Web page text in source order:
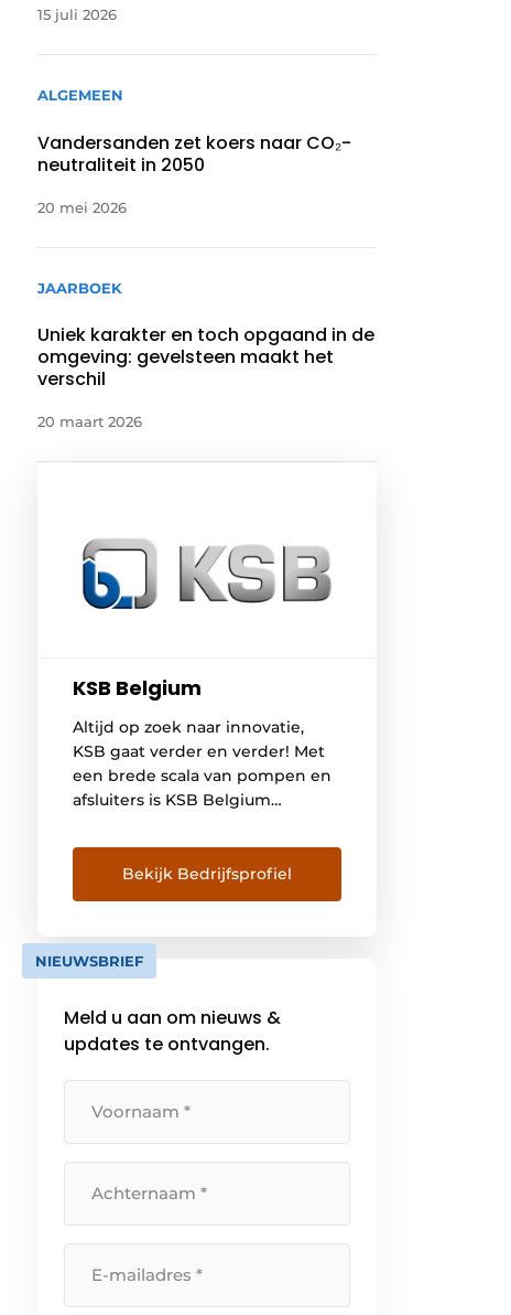
15 juli 2026
ALGEMEEN
Vandersanden zet koers naar CO₂-
neutraliteit in 2050
20 mei 2026
JAARBOEK
Uniek karakter en toch opgaand in de
omgeving: gevelsteen maakt het
verschil
20 maart 2026
KSB Belgium
Altijd op zoek naar innovatie,
KSB gaat verder en verder! Met
een brede scala van pompen en
afsluiters is KSB Belgium
totaaloplossing voor de meeste
toepassingen. Gedurende de
gehele levenscyclus van uw
gedegen technisch advies,
intelligente automatisering en
KSB Belgium verkoopt niet
alleen pompen en afsluiters, […]
Bekijk Bedrijfsprofiel
NIEUWSBRIEF
Meld u aan om nieuws &
updates te ontvangen.